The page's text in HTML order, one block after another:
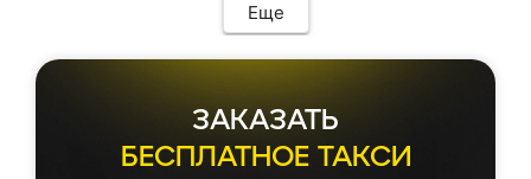
Еще
ЗАКАЗАТЬ
БЕСПЛАТНОЕ ТАКСИ